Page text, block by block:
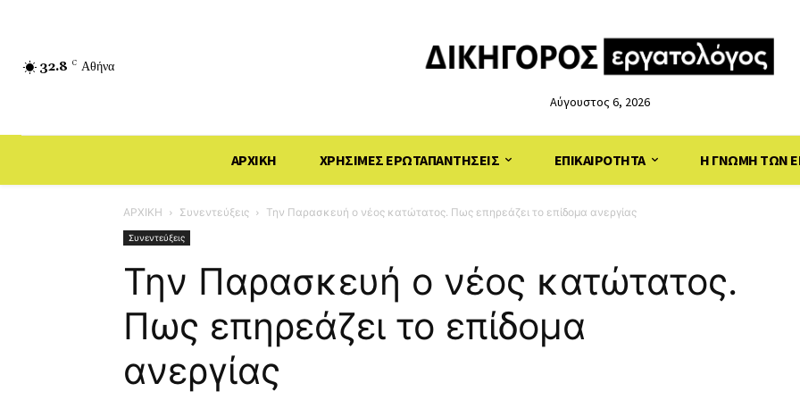
32.8 C Αθήνα
Αύγουστος 6, 2026
ΑΡΧΙΚΗ ΧΡΗΣΙΜΕΣ ΕΡΩΤΑΠΑΝΤΗΣΕΙΣ ΕΠΙΚΑΙΡΟΤΗΤΑ Η ΓΝΩΜΗ ΤΩΝ
ΑΡΧΙΚΗ Συνεντεύξεις Την Παρασκευή ο νέος κατώτατος. Πως επηρεάζει το επίδομα ανεργίας
Συνεντεύξεις
Την Παρασκευή ο νέος κατώτατος.
Πως επηρεάζει το επίδομα
ανεργίας